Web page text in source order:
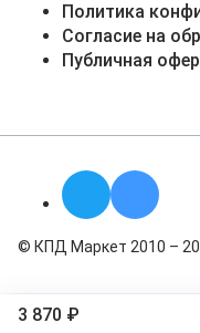
3 870 ₽
Политика
Согласие на
Публичная
© КПД Маркет 2010 –